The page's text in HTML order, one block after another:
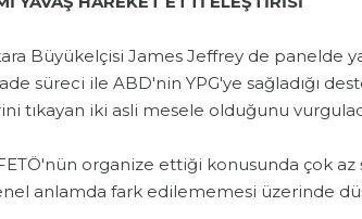
Büyükelçisi James Jeffrey de panelde
süreci ile ABD'nin YPG'ye sağladığı
tıkayan iki asli mesele olduğunu
organize ettiği konusunda çok
anlamda fark edilememesi üzerinde